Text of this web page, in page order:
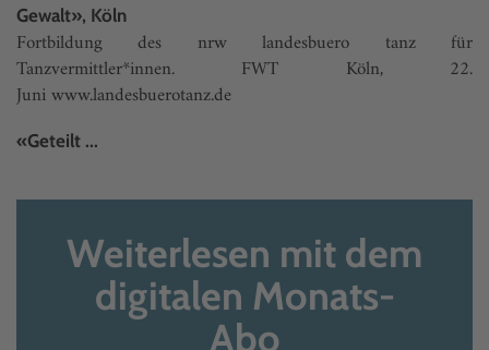
Gewalt», Köln
Fortbildung des nrw landesbuero tanz für
Tanzvermittler*innen. FWT Köln, 22.
Juniwww.landesbuerotanz.de
«Geteilt ...
Weiterlesen mit dem
digitalen Monats-
Abo